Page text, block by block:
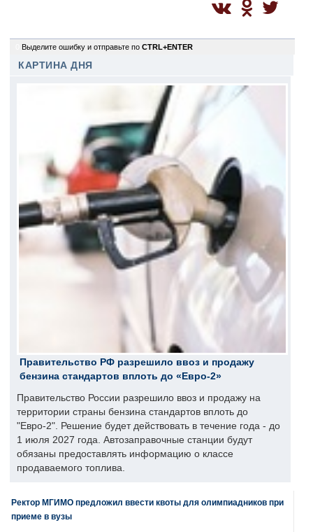
Выделите ошибку и отправьте по CTRL+ENTER
КАРТИНА ДНЯ
Правительство РФ разрешило ввоз и продажу
бензина стандартов вплоть до «Евро-2»
Правительство России разрешило ввоз и продажу на
территории страны бензина стандартов вплоть до
"Евро-2". Решение будет действовать в течение года - до
1 июля 2027 года. Автозаправочные станции будут
обязаны предоставлять информацию о классе
продаваемого топлива.
Ректор МГИМО предложил ввести квоты для олимпиадников при
приеме в вузы